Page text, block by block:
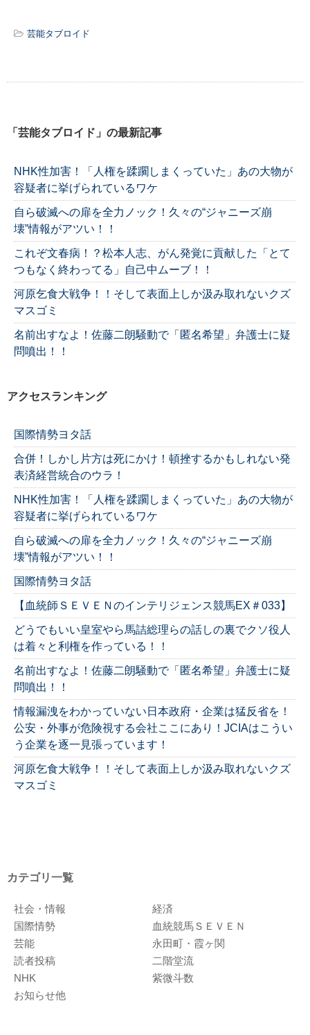
芸能タブロイド
「芸能タブロイド」の最新記事
NHK性加害！「人権を蹂躙しまくっていた」あの大物が
容疑者に挙げられているワケ
自ら破滅への扉を全力ノック！久々の“ジャニーズ崩
壊”情報がアツい！！
これぞ文春病！？松本人志、がん発覚に貢献した「とて
つもなく終わってる」自己中ムーブ！！
河原乞食大戦争！！そして表面上しか汲み取れないクズ
マスゴミ
名前出すなよ！佐藤二朗騒動で「匿名希望」弁護士に疑
問噴出！！
アクセスランキング
国際情勢ヨタ話
合併！しかし片方は死にかけ！頓挫するかもしれない発
表済経営統合のウラ！
NHK性加害！「人権を蹂躙しまくっていた」あの大物が
容疑者に挙げられているワケ
自ら破滅への扉を全力ノック！久々の“ジャニーズ崩
壊”情報がアツい！！
国際情勢ヨタ話
【血統師ＳＥＶＥＮのインテリジェンス競馬EX＃033】
どうでもいい皇室やら馬詰総理らの話しの裏でクソ役人
は着々と利権を作っている！！
名前出すなよ！佐藤二朗騒動で「匿名希望」弁護士に疑
問噴出！！
情報漏洩をわかっていない日本政府・企業は猛反省を！
公安・外事が危険視する会社ここにあり！JCIAはこうい
う企業を逐一見張っています！
河原乞食大戦争！！そして表面上しか汲み取れないクズ
マスゴミ
カテゴリ一覧
社会・情報
経済
国際情勢
血統競馬ＳＥＶＥＮ
芸能
永田町・霞ヶ関
読者投稿
二階堂流
NHK
紫微斗数
お知らせ他